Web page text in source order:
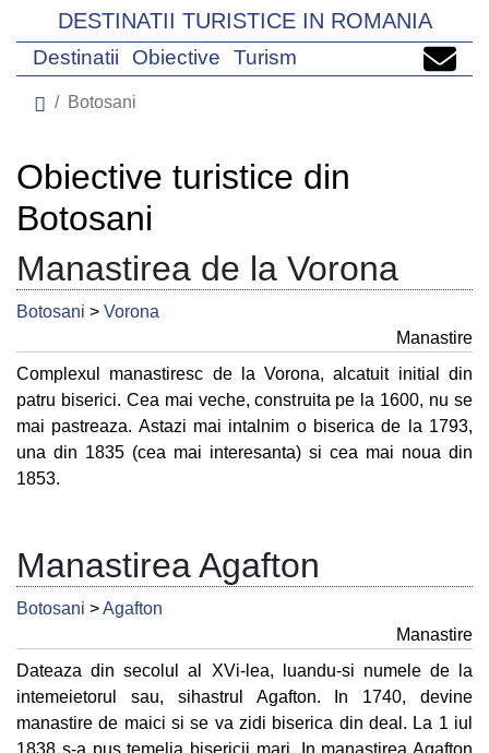
DESTINATII TURISTICE IN ROMANIA
Destinatii Obiective Turism
Botosani
Obiective turistice din
Botosani
Manastirea de la Vorona
Botosani > Vorona
Manastire
Complexul manastiresc de la Vorona, alcatuit initial din
patru biserici. Cea mai veche, construita pe la 1600, nu se
mai pastreaza. Astazi mai intalnim o biserica de la 1793,
una din 1835 (cea mai interesanta) si cea mai noua din
1853.
Manastirea Agafton
Botosani >Agafton
Manastire
Dateaza din secolul al XVi-lea, luandu-si numele de la
intemeietorul sau, sihastrul Agafton. In 1740, devine
manastire de maici si se va zidi biserica din deal. La 1 iul